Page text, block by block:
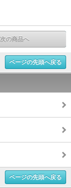
次の商品へ
ページの先頭へ戻る
ページの先頭へ戻る